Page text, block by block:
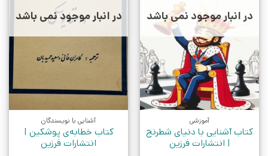
در انبار موجود نمی باشد
آموزشی
کتاب آشنایی با دنیای شطرنج
| انتشارات فرزین
در انبار موجود نمی باشد
آشنایی با نویسندگان
کتاب خطابه‌ی‌ پوشکین‌ |
انتشارات فرزین